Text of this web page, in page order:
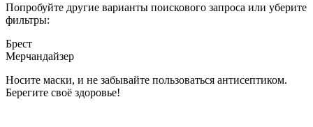
Попробуйте другие варианты поискового запроса или уберите
фильтры:
Брест
Мерчандайзер
Носите маски, и не забывайте пользоваться антисептиком.
Берегите своё здоровье!